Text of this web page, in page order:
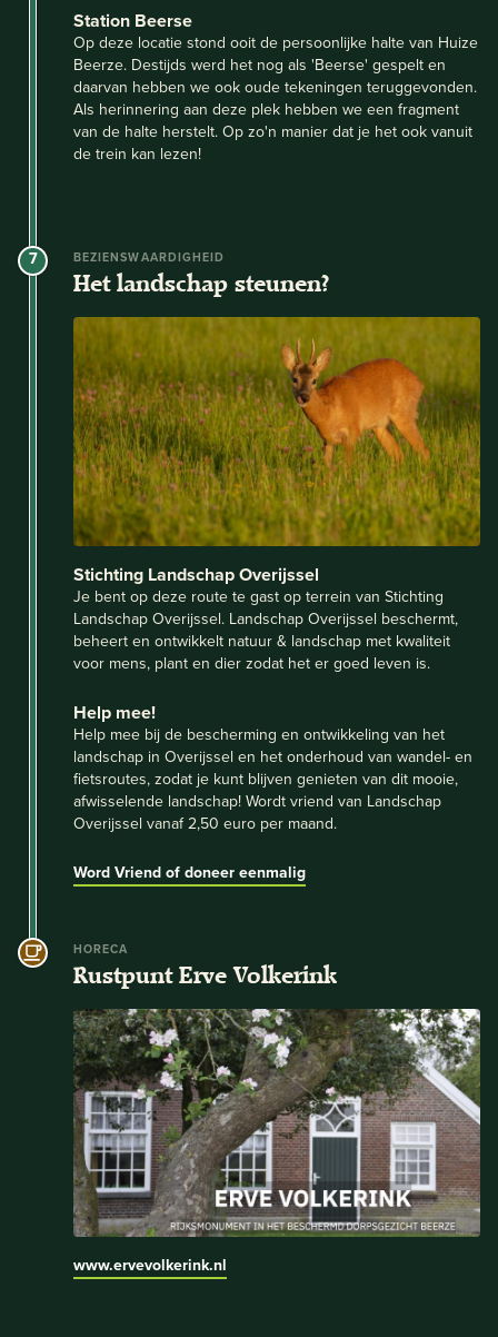
Station Beerse
Op deze locatie stond ooit de persoonlijke halte van Huize
Beerze. Destijds werd het nog als 'Beerse' gespelt en
daarvan hebben we ook oude tekeningen teruggevonden.
Als herinnering aan deze plek hebben we een fragment
van de halte herstelt. Op zo'n manier dat je het ook vanuit
de trein kan lezen!
7 BEZIENSWAARDIGHEID
Het landschap steunen?
Stichting Landschap Overijssel
Je bent op deze route te gast op terrein van Stichting
Landschap Overijssel. Landschap Overijssel beschermt,
beheert en ontwikkelt natuur & landschap met kwaliteit
voor mens, plant en dier zodat het er goed leven is.
Help mee!
Help mee bij de bescherming en ontwikkeling van het
landschap in Overijssel en het onderhoud van wandel- en
fietsroutes, zodat je kunt blijven genieten van dit mooie,
afwisselende landschap! Wordt vriend van Landschap
Overijssel vanaf 2,50 euro per maand.
Word Vriend of doneer eenmalig
HORECA
Rustpunt Erve Volkerink
www.ervevolkerink.nl